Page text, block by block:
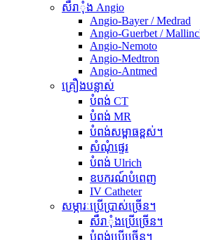
សឺរាុំង Angio
Angio-Bayer / Medrad
Angio-Guerbet /
Angio-Nemoto
Angio-Medtron
Angio-Antmed
គ្រឿងបន្លាស់
បំពង់ CT
បំពង់ MR
បំពង់សម្ពាធខ្ពស់។
សំណុំផ្ទេរ
បំពង់ Ulrich
ឧបករណ៍បំពេញ
IV Catheter
សម្ភារៈប្រើប្រាស់ច្រើន។
សឺរាុំងប្រើច្រើន។
បំពង់ប្រើច្រើន។